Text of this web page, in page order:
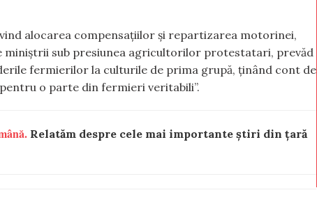
alocarea compensațiilor și repartizarea motorinei,
miniștrii sub presiunea agricultorilor protestatari, prevăd
fermierilor la culturile de prima grupă, ținând cont de
o parte din fermieri veritabili”.
Relatăm despre cele mai importante știri din țară